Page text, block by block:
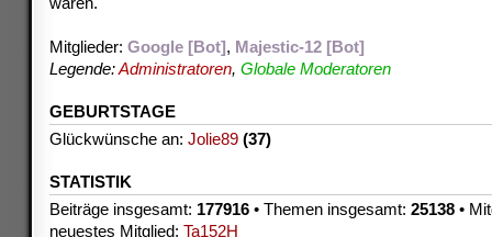
Mitglieder: Google [Bot], Majestic-12 [Bot]
Legende:Administratoren, Globale Moderatoren
GEBURTSTAGE
Glückwünsche an: Jolie89 (37)
STATISTIK
Beiträge insgesamt: 177916 • Themen insgesamt: 25138 •
neuestes Mitglied: Ta152H